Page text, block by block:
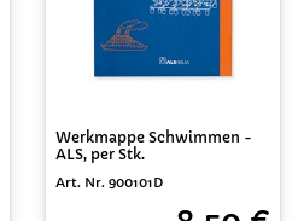
Werkmappe Schwimmen -
ALS, per Stk.
Art. Nr. 900101D